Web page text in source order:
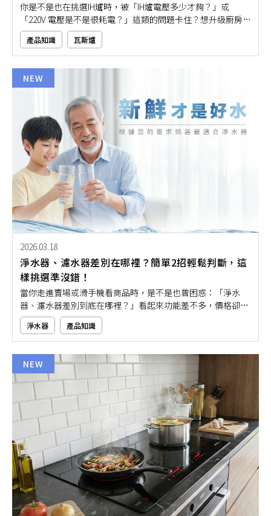
你是不是也在挑選IH爐時，被「IH爐電壓多少才夠？」或
「220V 電壓是不是很耗電？」這類的問題卡住？想升級廚房設
備，卻又怕家裡電路不夠、用到一半跳電，或不小心選到太耗
電的款式。其實，IH爐電壓該怎麼選，重點在於你的使用烹飪
需求與家中電路配置。就讓本文用簡單又好懂的方式帶大家一
起搞懂IH爐電壓規格，讓你安心選購不盲猜！
產品知識 瓦斯爐
NEW
2026.03.18
淨水器、濾水器差別在哪裡？簡單2招輕鬆判斷，這
樣挑選準沒錯！
當你走進賣場或滑手機看商品時，是不是也曾困惑：「淨水
器、濾水器差別到底在哪裡？」看起來功能差不多，價格卻差
很大，到底要怎麼挑才不會買錯？其實只要掌握幾個簡單判斷
原則，就能輕鬆分辨這兩者的功能與適用情境。本文將帶大家
用簡單3招，一次搞懂淨水器與濾水器的實際差別，幫助你根
據需求選對產品，不再被複雜的專有名詞弄得一頭霧水！
淨水器 產品知識
NEW